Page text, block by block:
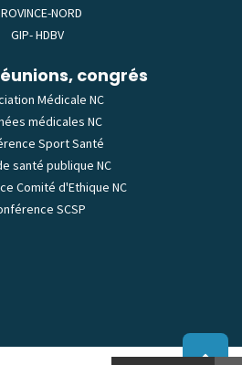
NORD
GIP- HDBV
congrés
Médicale NC
médicales NC
Sport Santé
santé publique NC
Comité d'Ethique NC
SCSP